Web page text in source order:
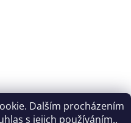
Dalším procházením
s jejich používáním..